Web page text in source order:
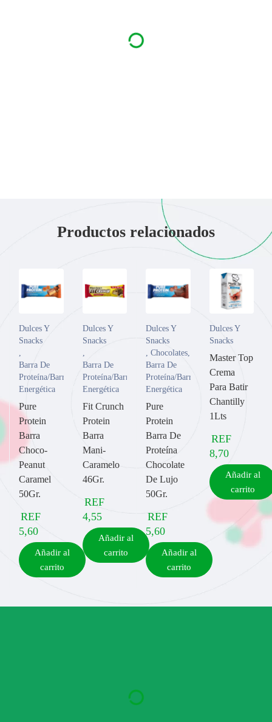
Productos relacionados
Dulces Y
Snacks
Barra De
Proteína/Barra
Energética
Pure
Protein
Barra
Choco-
Peanut
Caramel
50Gr.
REF
5,60
Añadir al
carrito
Dulces Y
Snacks
Barra De
Proteína/Barra
Energética
Fit Crunch
Protein
Barra
Mani-
Caramelo
46Gr.
REF
4,55
Añadir al
carrito
Dulces Y
Snacks
Chocolates
Barra De
Proteína/Barra
Energética
Pure
Protein
Barra De
Proteína
Chocolate
De Lujo
50Gr.
REF
5,60
Añadir al
carrito
Dulces Y
Snacks
Master Top
Crema
Para Batir
Chantilly
1Lts
REF
8,70
Añadir al
carrito